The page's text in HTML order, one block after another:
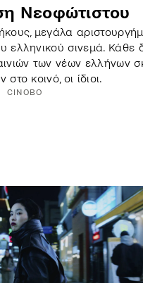
Νεοφώτιστου
μεγάλα
ελληνικού σινεμά. Κάθε
των νέων ελλήνων
στο κοινό, οι ίδιοι.
CINOBO